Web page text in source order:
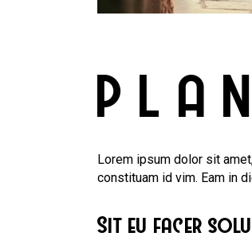
Lorem ipsum dolor sit
constituam id vim. Eam in
Sit eu facer